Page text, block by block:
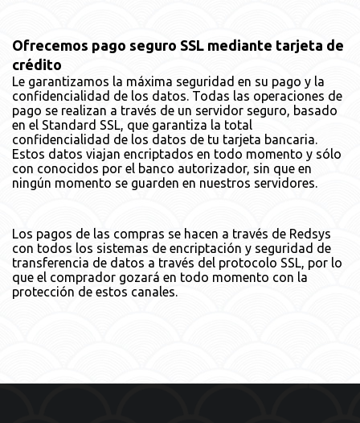
Ofrecemos pago seguro SSL mediante tarjeta de
crédito
Le garantizamos la máxima seguridad en su pago y la
confidencialidad de los datos. Todas las operaciones de
pago se realizan a través de un servidor seguro, basado
en el Standard SSL, que garantiza la total
confidencialidad de los datos de tu tarjeta bancaria.
Estos datos viajan encriptados en todo momento y sólo
con conocidos por el banco autorizador, sin que en
ningún momento se guarden en nuestros servidores.
Los pagos de las compras se hacen a través de Redsys
con todos los sistemas de encriptación y seguridad de
transferencia de datos a través del protocolo SSL, por lo
que el comprador gozará en todo momento con la
protección de estos canales.